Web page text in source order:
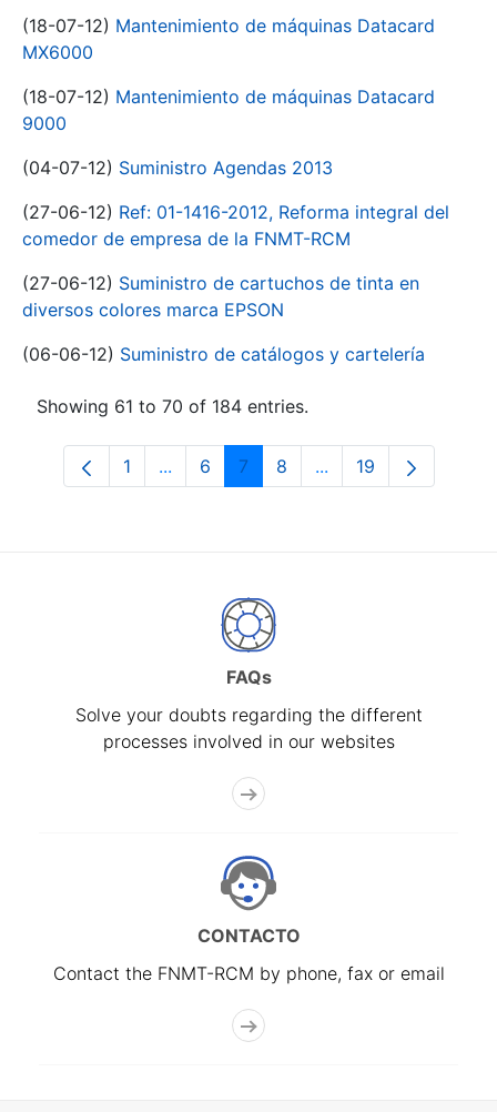
(18-07-12) Mantenimiento de máquinas Datacard
MX6000
(18-07-12) Mantenimiento de máquinas Datacard
9000
(04-07-12) Suministro Agendas 2013
(27-06-12) Ref: 01-1416-2012, Reforma integral del
comedor de empresa de la FNMT-RCM
(27-06-12) Suministro de cartuchos de tinta en
diversos colores marca EPSON
(06-06-12) Suministro de catálogos y cartelería
Showing 61 to 70 of 184 entries.
Page
1 ...Intermediate Pages Use TAB to
Page
6 Page
7 Page
8 ...Intermediate Pages
Page
19
FAQs
Solve your doubts regarding the different
processes involved in our websites
CONTACTO
Contact the FNMT-RCM by phone, fax or email